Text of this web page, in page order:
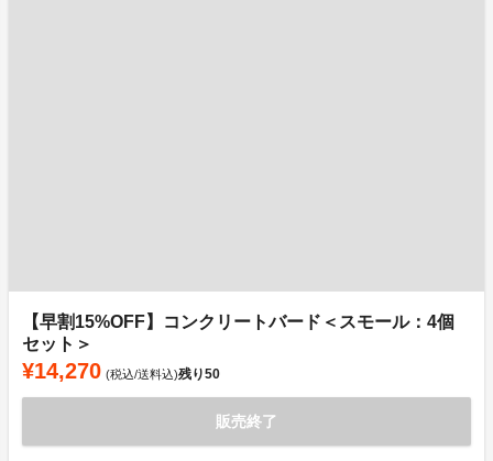
【早割15%OFF】コンクリートバード＜スモール：4個
セット＞
¥14,270 (税込/送料込)残り50
販売終了